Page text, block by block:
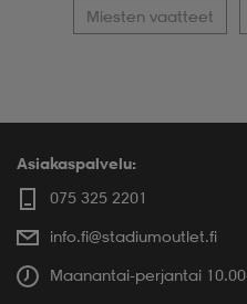
Miesten vaatteet
Asiakaspalvelu:
075 325 2201
info.fi@stadiumoutlet.fi
Maanantai-perjantai